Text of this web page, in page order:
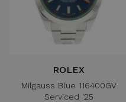
ROLEX
Milgauss Blue 116400GV
Serviced '25